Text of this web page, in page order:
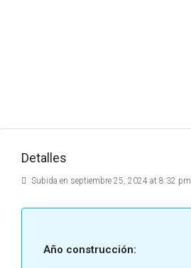
Detalles
Subida en septiembre 25, 2024 at 8:32 pm
Año construcción: